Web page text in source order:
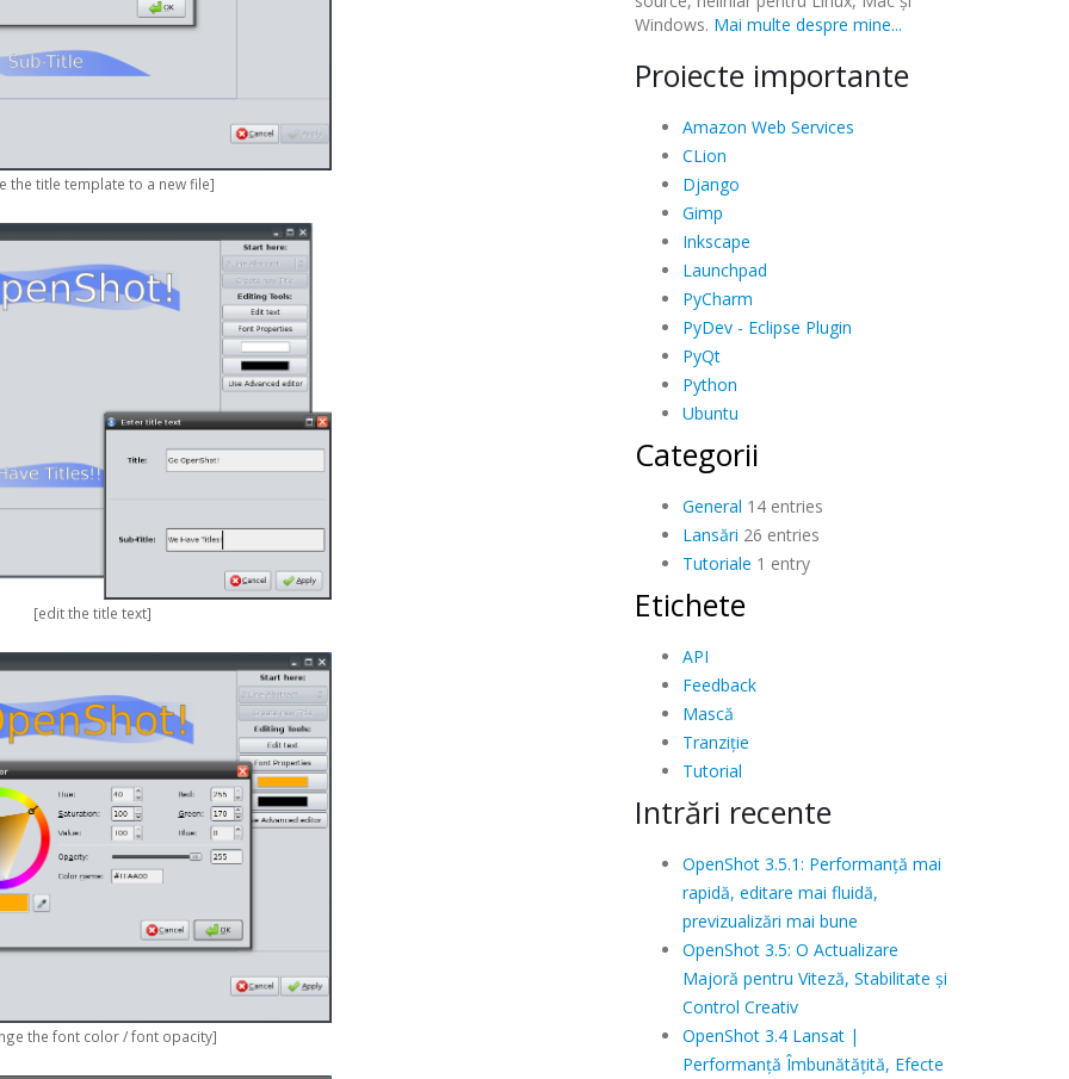
the title template to a new file]
[edit the title text]
the font color / font opacity]
Windows. Mai multe despre mine...
Proiecte importante
Amazon Web Services
CLion
Django
Gimp
Inkscape
Launchpad
PyCharm
PyDev - Eclipse Plugin
PyQt
Python
Ubuntu
Categorii
General 14 entries
Lansări 26 entries
Tutoriale 1 entry
Etichete
API
Feedback
Mască
Tranziție
Tutorial
Intrări recente
OpenShot 3.5.1: Performanță mai
rapidă, editare mai fluidă,
previzualizări mai bune
OpenShot 3.5: O Actualizare
Majoră pentru Viteză, Stabilitate și
Control Creativ
OpenShot 3.4 Lansat |
Performanță Îmbunătățită, Efecte